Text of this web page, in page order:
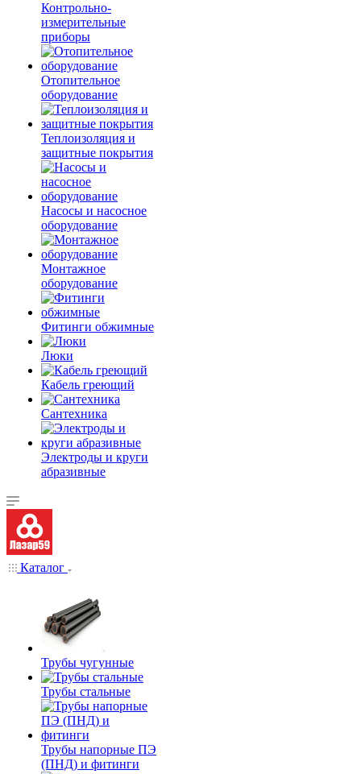
Контрольно-
измерительные
приборы
Отопительное
оборудование
Теплоизоляция и
защитные покрытия
Насосы и насосное
оборудование
Монтажное
оборудование
Фитинги обжимные
Люки
Кабель греющий
Сантехника
Электроды и круги
абразивные
Каталог
Трубы чугунные
Трубы стальные
Трубы напорные ПЭ
(ПНД) и фитинги